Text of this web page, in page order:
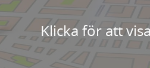
Klicka för att